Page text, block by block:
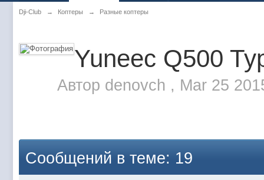
Dji-Club → Коптеры → Разные коптеры
Yuneec Q500
Автор denovch , Mar 25
Сообщений в теме: 19